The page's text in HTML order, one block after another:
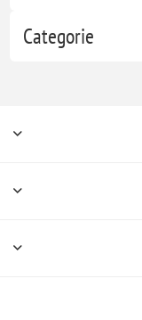
Categorie